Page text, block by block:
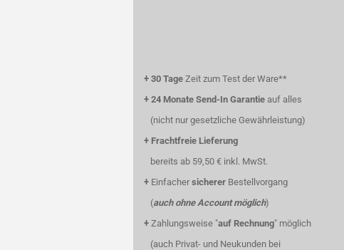
+ 30 Tage Zeit zum Test der Ware**
+ 24 Monate Send-In Garantie auf alles
(nicht nur gesetzliche Gewährleistung)
+ Frachtfreie Lieferung
bereits ab 59,50 € inkl. MwSt.
+ Einfacher sicherer Bestellvorgang
(auch ohne Account möglich)
+ Zahlungsweise "auf Rechnung" möglich
(auch Privat- und Neukunden bei